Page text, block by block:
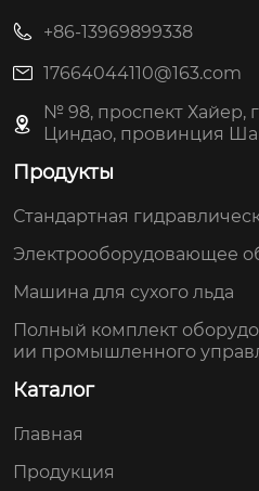
+86-13969899338
17664044110@163.com
№ 98, проспект Хайер,
Циндао, провинция
Продукты
Стандартная
Электрооборудовающее
Машина для сухого льда
Полный комплект
ии промышленного
Каталог
Главная
Продукция